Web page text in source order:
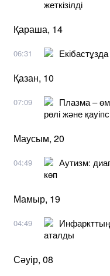
жеткізілді
Қараша, 14
06:31
Қазан, 10
07:09
Плазма –
рөлі және
Маусым, 20
04:49
Аутизм:
көп
Мамыр, 19
04:49
аталды
Сәуір, 08